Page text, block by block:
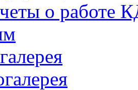
о работе